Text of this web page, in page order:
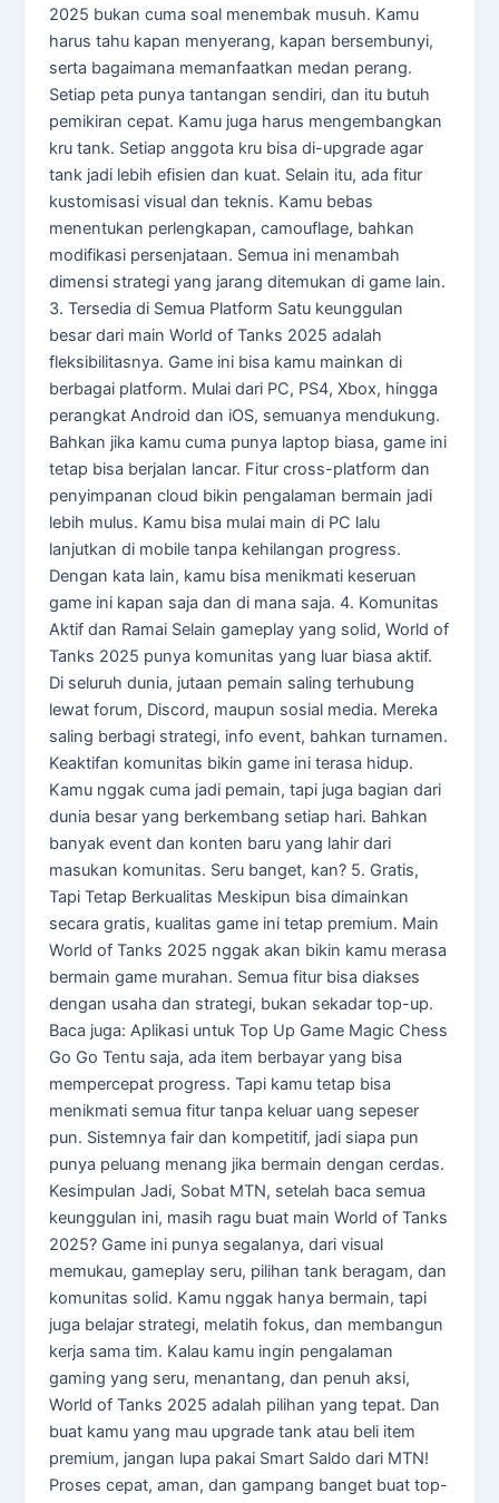
2025 bukan cuma soal menembak musuh. Kamu
harus tahu kapan menyerang, kapan bersembunyi,
serta bagaimana memanfaatkan medan perang.
Setiap peta punya tantangan sendiri, dan itu butuh
pemikiran cepat. Kamu juga harus mengembangkan
kru tank. Setiap anggota kru bisa di-upgrade agar
tank jadi lebih efisien dan kuat. Selain itu, ada fitur
kustomisasi visual dan teknis. Kamu bebas
menentukan perlengkapan, camouflage, bahkan
modifikasi persenjataan. Semua ini menambah
dimensi strategi yang jarang ditemukan di game lain.
3. Tersedia di Semua Platform Satu keunggulan
besar dari main World of Tanks 2025 adalah
fleksibilitasnya. Game ini bisa kamu mainkan di
berbagai platform. Mulai dari PC, PS4, Xbox, hingga
perangkat Android dan iOS, semuanya mendukung.
Bahkan jika kamu cuma punya laptop biasa, game ini
tetap bisa berjalan lancar. Fitur cross-platform dan
penyimpanan cloud bikin pengalaman bermain jadi
lebih mulus. Kamu bisa mulai main di PC lalu
lanjutkan di mobile tanpa kehilangan progress.
Dengan kata lain, kamu bisa menikmati keseruan
game ini kapan saja dan di mana saja. 4. Komunitas
Aktif dan Ramai Selain gameplay yang solid, World of
Tanks 2025 punya komunitas yang luar biasa aktif.
Di seluruh dunia, jutaan pemain saling terhubung
lewat forum, Discord, maupun sosial media. Mereka
saling berbagi strategi, info event, bahkan turnamen.
Keaktifan komunitas bikin game ini terasa hidup.
Kamu nggak cuma jadi pemain, tapi juga bagian dari
dunia besar yang berkembang setiap hari. Bahkan
banyak event dan konten baru yang lahir dari
masukan komunitas. Seru banget, kan? 5. Gratis,
Tapi Tetap Berkualitas Meskipun bisa dimainkan
secara gratis, kualitas game ini tetap premium. Main
World of Tanks 2025 nggak akan bikin kamu merasa
bermain game murahan. Semua fitur bisa diakses
dengan usaha dan strategi, bukan sekadar top-up.
Baca juga: Aplikasi untuk Top Up Game Magic Chess
Go Go Tentu saja, ada item berbayar yang bisa
mempercepat progress. Tapi kamu tetap bisa
menikmati semua fitur tanpa keluar uang sepeser
pun. Sistemnya fair dan kompetitif, jadi siapa pun
punya peluang menang jika bermain dengan cerdas.
Kesimpulan Jadi, Sobat MTN, setelah baca semua
keunggulan ini, masih ragu buat main World of Tanks
2025? Game ini punya segalanya, dari visual
memukau, gameplay seru, pilihan tank beragam, dan
komunitas solid. Kamu nggak hanya bermain, tapi
juga belajar strategi, melatih fokus, dan membangun
kerja sama tim. Kalau kamu ingin pengalaman
gaming yang seru, menantang, dan penuh aksi,
World of Tanks 2025 adalah pilihan yang tepat. Dan
buat kamu yang mau upgrade tank atau beli item
premium, jangan lupa pakai Smart Saldo dari MTN!
Proses cepat, aman, dan gampang banget buat top-